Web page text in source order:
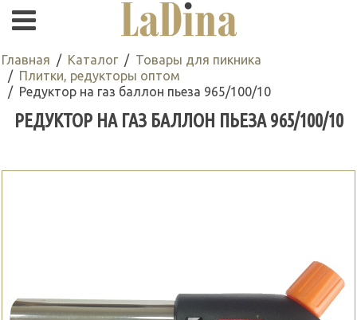
Главная Каталог
Товары для пикника
Плитки, редукторы оптом
Редуктор на газ баллон пьеза 965/100/10
РЕДУКТОР НА ГАЗ БАЛЛОН ПЬЕЗА 965/100/10